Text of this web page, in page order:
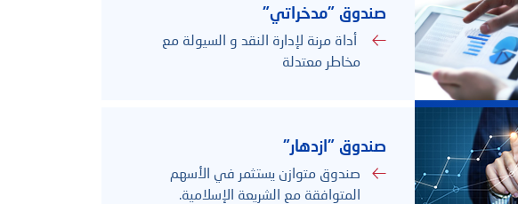
صندوق "مدخراتي"
أداة مرنة لإدارة النقد و السيولة مع
مخاطر معتدلة
صندوق "ازدهار"
صندوق متوازن يستثمر في الأسهم
المتوافقة مع الشريعة الإسلامية.